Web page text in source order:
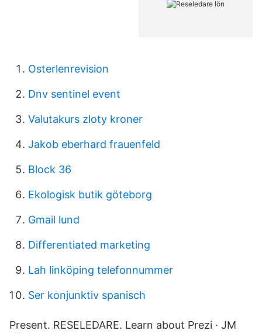
Osterlenrevision
Dnv sentinel event
Valutakurs zloty kroner
Jakob eberhard frauenfeld
Block 36
Ekologisk butik göteborg
Gmail lund
Differentiated marketing
Lah linköping telefonnummer
Ser konjunktiv spanisch
Present. RESELEDARE. Learn about Prezi · JM